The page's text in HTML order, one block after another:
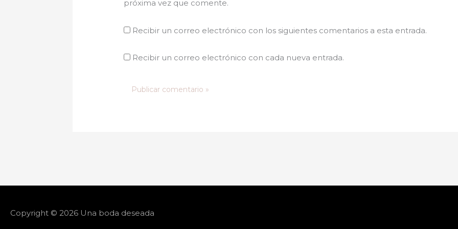
próxima vez que comente.
Recibir un correo electrónico con los siguientes comentarios a esta entrada.
Recibir un correo electrónico con cada nueva entrada.
Copyright © 2026 Una boda deseada